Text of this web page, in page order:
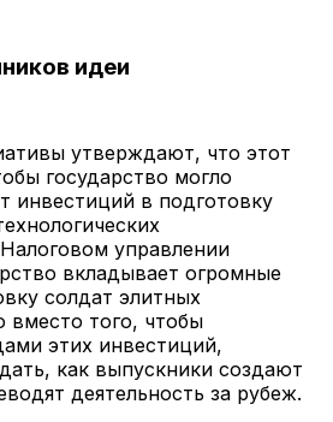
идеи
утверждают, что этот
государство могло
инвестиций в подготовку
управлении
вкладывает огромные
солдат элитных
вместо того, чтобы
этих инвестиций,
как выпускники создают
деятельность за рубеж.